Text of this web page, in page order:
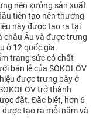
nên xưởng sản xuất
tiên tạo nên thương
này được tạo ra tại
châu Âu và được trưng
ở 12 quốc gia.
trang sức có chất
bán lẻ của SOKOLOV
được trưng bày ở
trở thành
đặt. Đặc biệt, hơn 6
tạo ra mỗi năm và